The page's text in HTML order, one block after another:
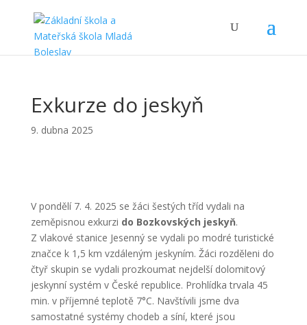
Exkurze do jeskyň
9. dubna 2025
V pondělí 7. 4. 2025 se žáci šestých tříd vydali na
zeměpisnou exkurzi do Bozkovských jeskyň.
Z vlakové stanice Jesenný se vydali po modré turistické
značce k 1,5 km vzdáleným jeskyním. Žáci rozděleni do
čtyř skupin se vydali prozkoumat nejdelší dolomitový
jeskynní systém v České republice. Prohlídka trvala 45
min. v příjemné teplotě 7°C. Navštívili jsme dva
samostatné systémy chodeb a síní, které jsou